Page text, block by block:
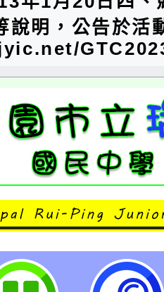
說明，公告於活
設計者：徐嘉